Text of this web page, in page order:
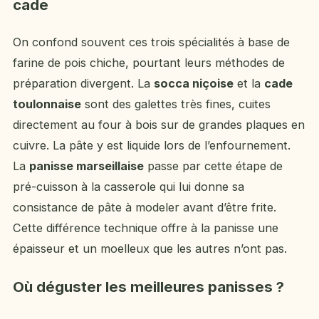
cade
On confond souvent ces trois spécialités à base de
farine de pois chiche, pourtant leurs méthodes de
préparation divergent. La socca niçoise et la cade
toulonnaise sont des galettes très fines, cuites
directement au four à bois sur de grandes plaques en
cuivre. La pâte y est liquide lors de l’enfournement.
La panisse marseillaise passe par cette étape de
pré-cuisson à la casserole qui lui donne sa
consistance de pâte à modeler avant d’être frite.
Cette différence technique offre à la panisse une
épaisseur et un moelleux que les autres n’ont pas.
Où déguster les meilleures panisses ?